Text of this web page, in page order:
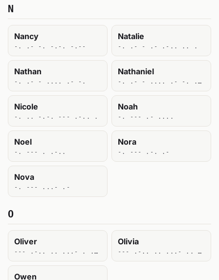
N
Nancy
-. .- -. -.-. -.--
Natalie
-. .- - .- .-.. .. .
Nathan
-. .- - .... .- -.
Nathaniel
-. .- - .... .- -. .. . .-..
Nicole
-. .. -.-. --- .-.. .
Noah
-. --- .- ....
Noel
-. --- . .-..
Nora
-. --- .-. .-
Nova
-. --- ...- .-
O
Oliver
--- .-.. .. ...- . .-.
Olivia
--- .-.. .. ...- .. .-
Owen